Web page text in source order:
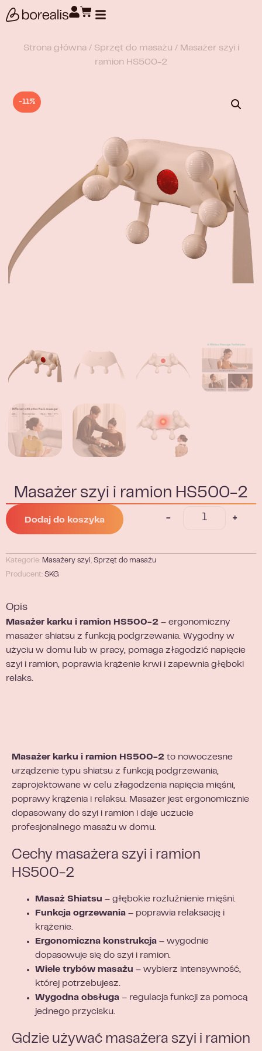
Strona główna/ Sprzęt do masażu / Masażer szyi i
ramion HS500-2
-11%
Masażer szyi i ramion HS500-2
- +
Dodaj do koszyka
Kategorie: Masażery szyi, Sprzęt do masażu
Producent: SKG
Opis
Masażer karku i ramion HS500-2 – ergonomiczny
masażer shiatsu z funkcją podgrzewania. Wygodny w
użyciu w domu lub w pracy, pomaga złagodzić napięcie
szyi i ramion, poprawia krążenie krwi i zapewnia głęboki
relaks.
Masażer karku i ramion HS500-2 to nowoczesne
urządzenie typu shiatsu z funkcją podgrzewania,
zaprojektowane w celu złagodzenia napięcia mięśni,
poprawy krążenia i relaksu. Masażer jest ergonomicznie
dopasowany do szyi i ramion i daje uczucie
profesjonalnego masażu w domu.
Cechy masażera szyi i ramion
HS500-2
Masaż Shiatsu – głębokie rozluźnienie mięśni.
Funkcja ogrzewania – poprawia relaksację i
krążenie.
Ergonomiczna konstrukcja – wygodnie
dopasowuje się do szyi i ramion.
Wiele trybów masażu – wybierz intensywność,
której potrzebujesz.
Wygodna obsługa – regulacja funkcji za pomocą
jednego przycisku.
Gdzie używać masażera szyi i ramion